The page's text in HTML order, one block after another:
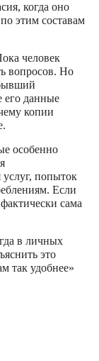
когда оно
этим составам
человек
вопросов. Но
его данные
копии
особенно
попыток
Если
сама
в личных
это
так удобнее»